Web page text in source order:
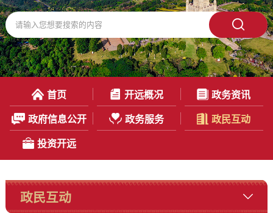
首页 开远概况 政务资讯
政府信息公开 政务服务 政民互动
投资开远
政民互动